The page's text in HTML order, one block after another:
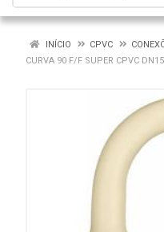
INÍCIO CPVC
CURVA 90 F/F SUPER CPVC DN15